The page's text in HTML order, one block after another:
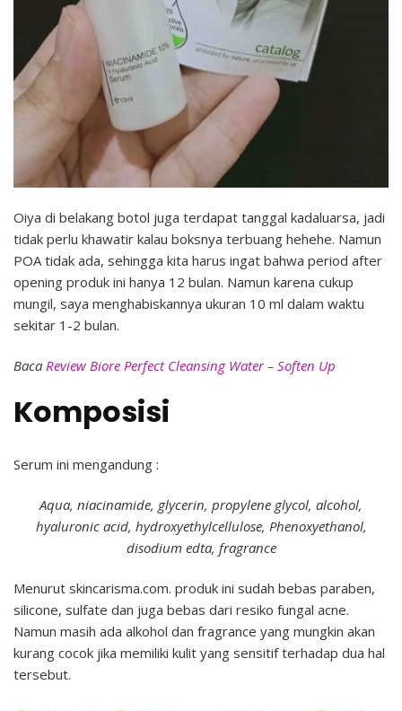
Oiya di belakang botol juga terdapat tanggal kadaluarsa, jadi
tidak perlu khawatir kalau boksnya terbuang hehehe. Namun
POA tidak ada, sehingga kita harus ingat bahwa period after
opening produk ini hanya 12 bulan. Namun karena cukup
mungil, saya menghabiskannya ukuran 10 ml dalam waktu
sekitar 1-2 bulan.
Baca Review Biore Perfect Cleansing Water – Soften Up
Komposisi
Serum ini mengandung :
Aqua, niacinamide, glycerin, propylene glycol, alcohol,
hyaluronic acid, hydroxyethylcellulose, Phenoxyethanol,
disodium edta, fragrance
Menurut skincarisma.com. produk ini sudah bebas paraben,
silicone, sulfate dan juga bebas dari resiko fungal acne.
Namun masih ada alkohol dan fragrance yang mungkin akan
kurang cocok jika memiliki kulit yang sensitif terhadap dua hal
tersebut.